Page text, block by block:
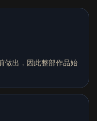
做出，因此整部作品始